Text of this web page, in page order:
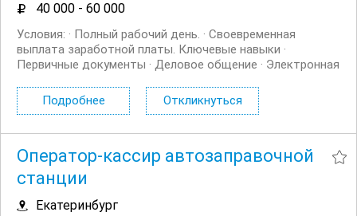
40 000 - 60 000
Условия: · Полный рабочий день. · Своевременная
выплата заработной платы. Ключевые навыки ·
Первичные документы · Деловое общение · Электронная
1.Оформление первичной документации 2.Формирование
в базе 1С документов по поступлению товаров,...
Подробнее Откликнуться
Оператор-кассир автозаправочной
станции
Екатеринбург